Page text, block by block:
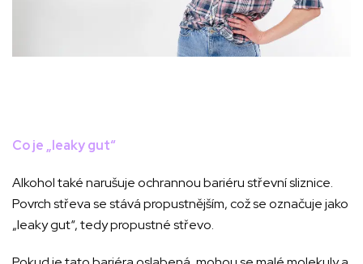
Co je „leaky gut“
Alkohol také narušuje ochrannou bariéru střevní sliznice.
Povrch střeva se stává propustnějším, což se označuje jako
„leaky gut“, tedy propustné střevo.